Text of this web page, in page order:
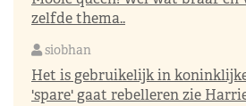
zelfde thema..
siobhan
Het is gebruikelijk in
'spare' gaat rebelleren zie